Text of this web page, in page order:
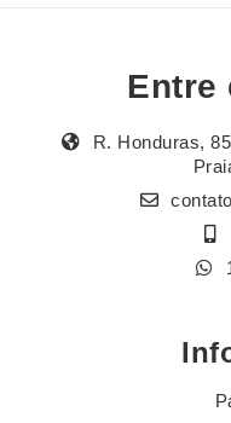
Entre
R. Honduras,